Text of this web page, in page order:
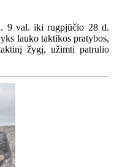
9 val. iki rugpjūčio 28 d.
lauko taktikos pratybos,
žygį, užimti patrulio